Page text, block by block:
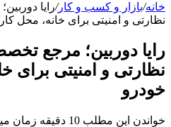
خانه/بازار و کسب و کار/رایا
نظارتی و امنیتی برای خانه، محل
رایا دوربین؛ مرجع
نظارتی و امنیتی برای
خودرو
خواندن این مطلب 10 دقیقه زمان میبرد